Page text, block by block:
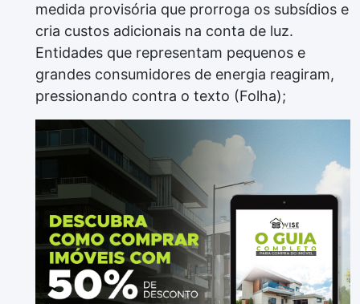
medida provisória que prorroga os subsídios e
cria custos adicionais na conta de luz.
Entidades que representam pequenos e
grandes consumidores de energia reagiram,
pressionando contra o texto (Folha);